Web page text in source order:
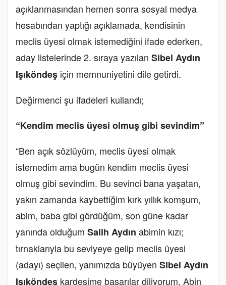
açıklanmasından hemen sonra sosyal medya
hesabından yaptığı açıklamada, kendisinin
meclis üyesi olmak istemediğini ifade ederken,
aday listelerinde 2. sıraya yazılan Sibel Aydın
Işıköndeş için memnuniyetini dile getirdi.
Değirmenci şu ifadeleri kullandı;
“Kendim meclis üyesi olmuş gibi sevindim”
“Ben açık sözlüyüm, meclis üyesi olmak
istemedim ama bugün kendim meclis üyesi
olmuş gibi sevindim. Bu sevinci bana yaşatan,
yakın zamanda kaybettiğim kırk yıllık komşum,
abim, baba gibi gördüğüm, son güne kadar
yanında olduğum Salih Aydın abimin kızı;
tırnaklarıyla bu seviyeye gelip meclis üyesi
(adayı) seçilen, yanımızda büyüyen Sibel Aydın
Işıköndeş kardeşime başarılar diliyorum. Abin